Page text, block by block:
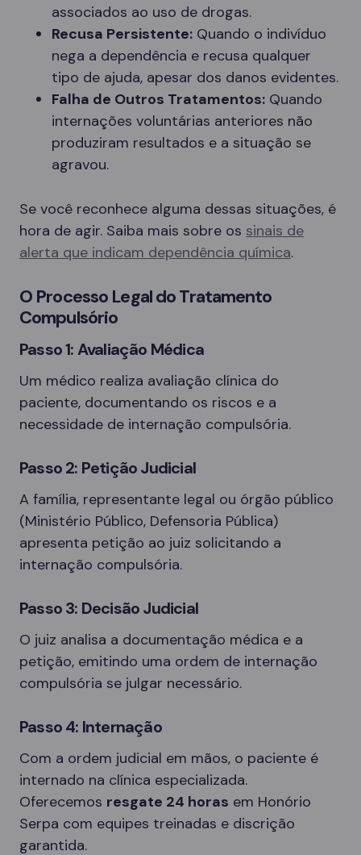
associados ao uso de drogas.
Recusa Persistente: Quando o indivíduo
nega a dependência e recusa qualquer
tipo de ajuda, apesar dos danos evidentes.
Falha de Outros Tratamentos: Quando
internações voluntárias anteriores não
produziram resultados e a situação se
agravou.
Se você reconhece alguma dessas situações, é
hora de agir. Saiba mais sobre os sinais de
alerta que indicam dependência química.
O Processo Legal do Tratamento
Compulsório
Passo 1: Avaliação Médica
Um médico realiza avaliação clínica do
paciente, documentando os riscos e a
necessidade de internação compulsória.
Passo 2: Petição Judicial
A família, representante legal ou órgão público
(Ministério Público, Defensoria Pública)
apresenta petição ao juiz solicitando a
internação compulsória.
Passo 3: Decisão Judicial
O juiz analisa a documentação médica e a
petição, emitindo uma ordem de internação
compulsória se julgar necessário.
Passo 4: Internação
Com a ordem judicial em mãos, o paciente é
internado na clínica especializada.
Oferecemos resgate 24 horas em Honório
Serpa com equipes treinadas e discrição
garantida.